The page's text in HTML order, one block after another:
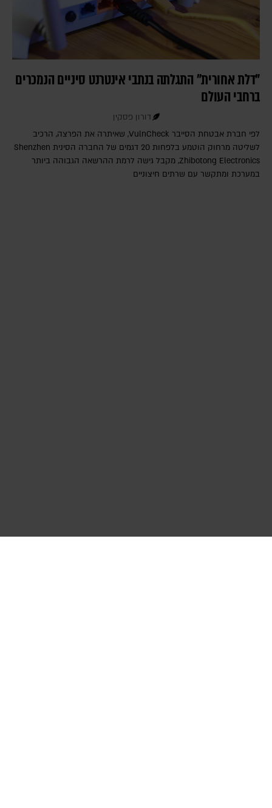
"דלת אחורית" התגלתה בנתבי אינטרנט סיניים הנמכרים
ברחבי העולם
דורון פסקין
לפי חברת אבטחת הסייבר VulnCheck‎, שאיתרה את הפרצה, הרכיב
לשליטה מרחוק הוטמע בלפחות 20 דגמים של החברה הסינית Shenzhen
Zhibotong Electronics‎, מקבל גישה לרמת ההרשאה הגבוהה ביותר
במערכת ומתקשר עם שרתים חיצוניים